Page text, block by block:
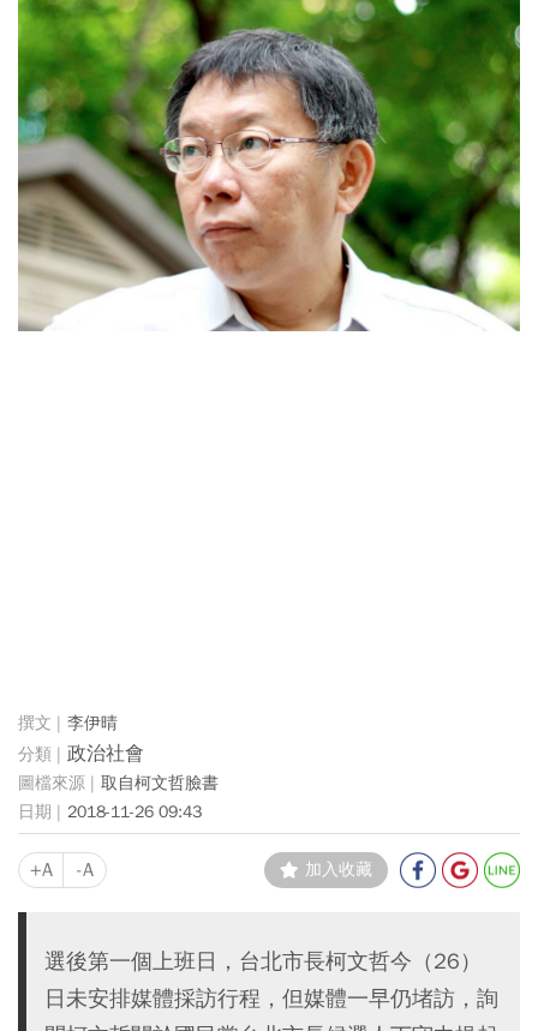
李伊晴
政治社會
取自柯文哲臉書
2018-11-26 09:43
+A -A 加入收藏
選後第一個上班日，台北市長柯文哲今（26）
日未安排媒體採訪行程，但媒體一早仍堵訪，詢